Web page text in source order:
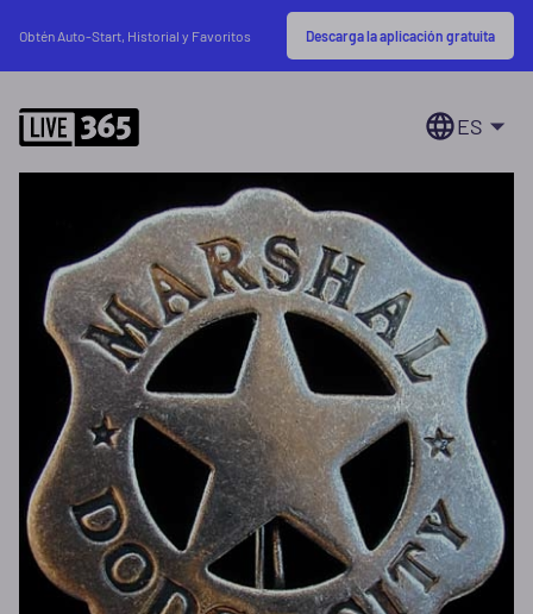
Obtén Auto-Start, Historial y Favoritos Descarga la aplicación gratuita
ES